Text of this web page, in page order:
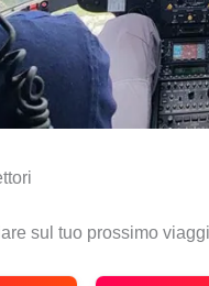
sul tuo prossimo